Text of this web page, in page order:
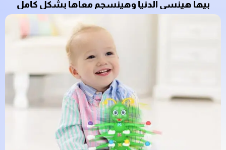
بيها هينسى الدنيا وهينسجم معاها بشكل كامل